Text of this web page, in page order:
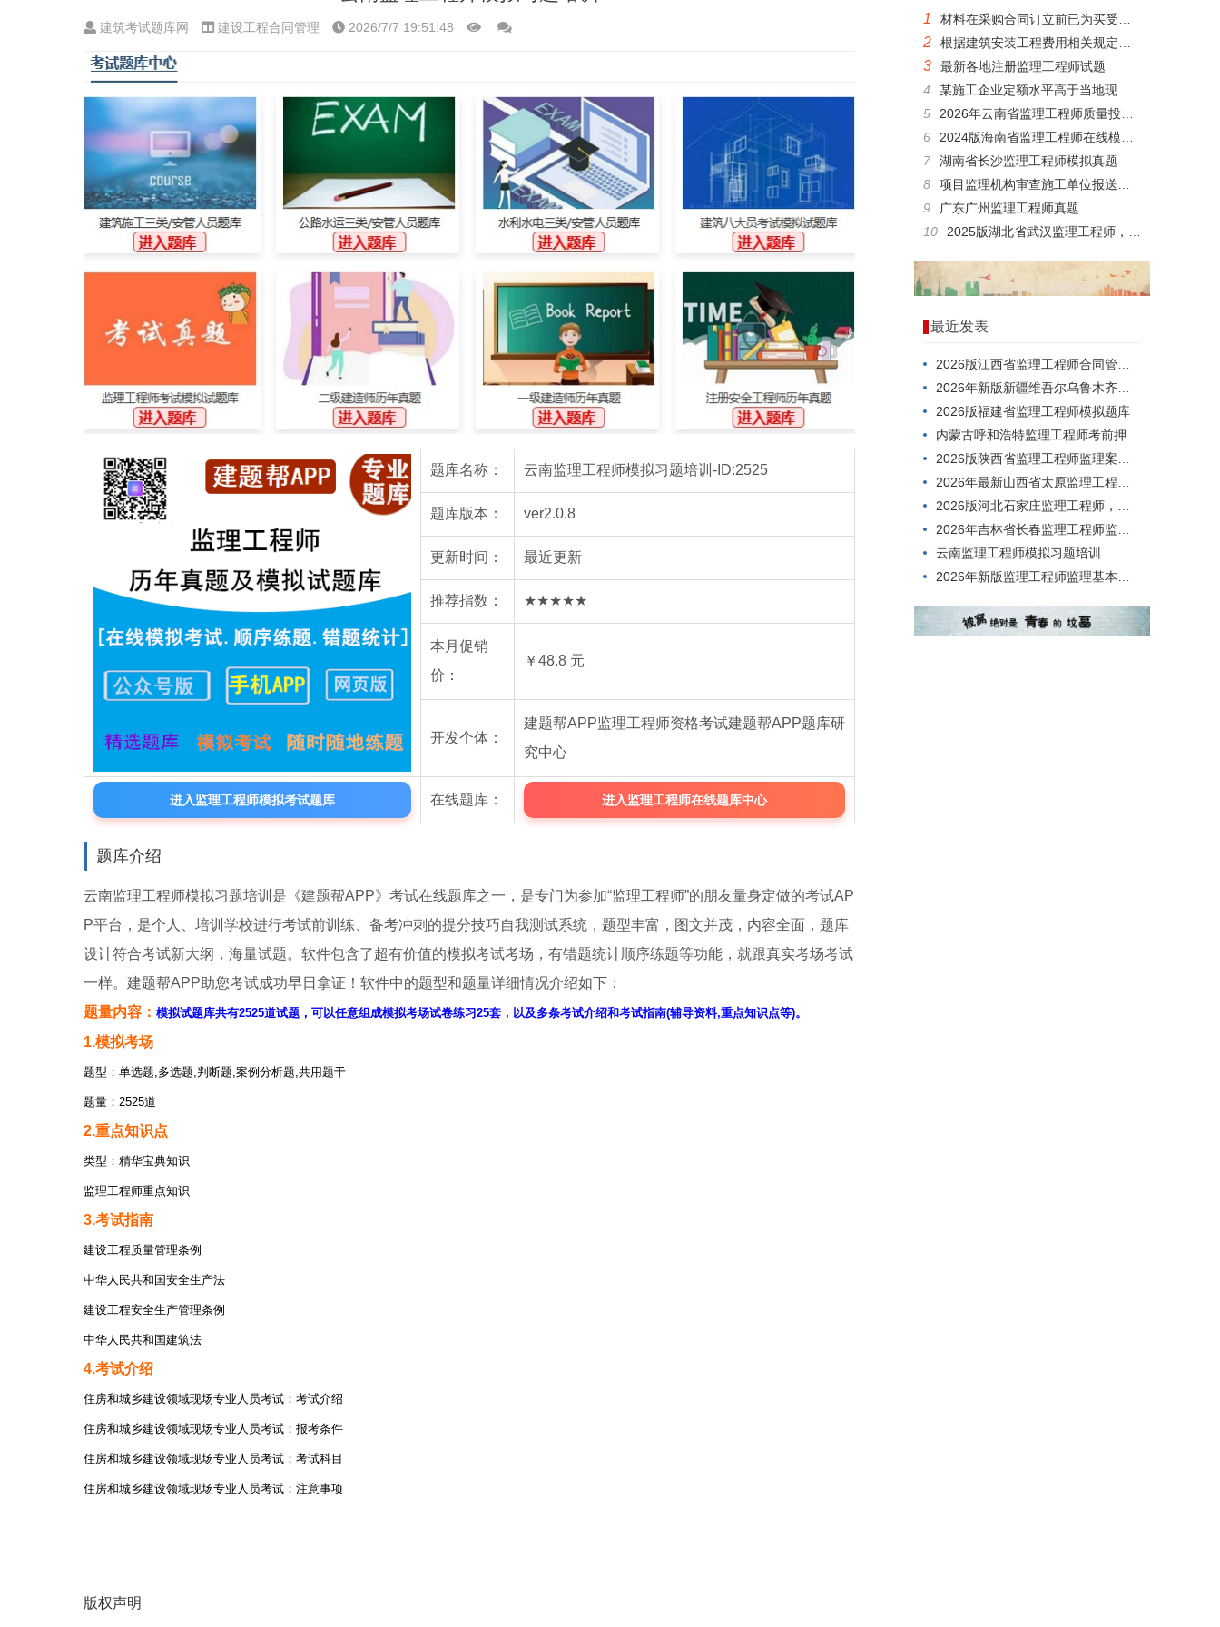
建筑考试题库网 建设工程合同管理 2026/7/7 19:51:48
题库名称： 云南监理工程师模拟习题培训-ID:2525
题库版本： ver2.0.8
更新时间： 最近更新
推荐指数： ★★★★★
本月促销
价：
￥48.8 元
开发个体：
建题帮APP监理工程师资格考试建题帮APP题库研
究中心
进入监理工程师模拟考试题库 在线题库： 进入监理工程师在线题库中心
题库介绍
云南监理工程师模拟习题培训是《建题帮APP》考试在线题库之一，是专门为参加“监理工程师”的朋友量身定做的考试AP
P平台，是个人、培训学校进行考试前训练、备考冲刺的提分技巧自我测试系统，题型丰富，图文并茂，内容全面，题库
设计符合考试新大纲，海量试题。软件包含了超有价值的模拟考试考场，有错题统计顺序练题等功能，就跟真实考场考试
一样。建题帮APP助您考试成功早日拿证！软件中的题型和题量详细情况介绍如下：
题量内容： 模拟试题库共有2525道试题，可以任意组成模拟考场试卷练习25套，以及多条考试介绍和考试指南(辅导资料,重点知识点等)。
1.模拟考场
题型：单选题,多选题,判断题,案例分析题,共用题干
题量：2525道
2.重点知识点
类型：精华宝典知识
监理工程师重点知识
3.考试指南
建设工程质量管理条例
中华人民共和国安全生产法
建设工程安全生产管理条例
中华人民共和国建筑法
4.考试介绍
住房和城乡建设领域现场专业人员考试：考试介绍
住房和城乡建设领域现场专业人员考试：报考条件
住房和城乡建设领域现场专业人员考试：考试科目
住房和城乡建设领域现场专业人员考试：注意事项
版权声明
1 材料在采购合同订立前已为买受人所占有时，材料采购合同的生效时间是()。
2 根据建筑安装工程费用相关规定，规费中住房公积金的计算基础是()。
3
最新各地注册监理工程师试题
4
某施工企业定额水平高于当地现行的预算定额水平，这说明该企业的()。
5
2026年云南省监理工程师质量投资进度控制，哪个app好？
6
2024版海南省监理工程师在线模拟考试考题
7
湖南省长沙监理工程师模拟真题
8
项目监理机构审查施工单位报送的工程材料.构配件.设备报审表时，应重点审查()。
9
广东广州监理工程师真题
10
2025版湖北省武汉监理工程师，刷题有哪些app?
最近发表
2026版江西省监理工程师合同管理，应该怎么考？
2026年新版新疆维吾尔乌鲁木齐监理工程师质量投资进度控制，有哪些题型？
2026版福建省监理工程师模拟题库
内蒙古呼和浩特监理工程师考前押题绝密资料
2026版陕西省监理工程师监理案例分析题库
2026年最新山西省太原监理工程师监理基本理论与相关法规在线考试模拟题
2026版河北石家庄监理工程师，备考时间需要多久？
2026年吉林省长春监理工程师监理基本理论与相关法规在线模拟电子题库
云南监理工程师模拟习题培训
2026年新版监理工程师监理基本理论与相关法规测试模拟习题